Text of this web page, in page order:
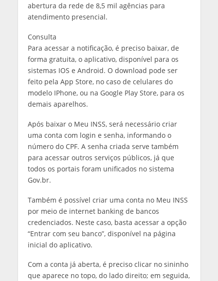
abertura da rede de 8,5 mil agências para
atendimento presencial.
Consulta
Para acessar a notificação, é preciso baixar, de
forma gratuita, o aplicativo, disponível para os
sistemas IOS e Android. O download pode ser
feito pela App Store, no caso de celulares do
modelo IPhone, ou na Google Play Store, para os
demais aparelhos.
Após baixar o Meu INSS, será necessário criar
uma conta com login e senha, informando o
número do CPF. A senha criada serve também
para acessar outros serviços públicos, já que
todos os portais foram unificados no sistema
Gov.br.
Também é possível criar uma conta no Meu INSS
por meio de internet banking de bancos
credenciados. Neste caso, basta acessar a opção
“Entrar com seu banco”, disponível na página
inicial do aplicativo.
Com a conta já aberta, é preciso clicar no sininho
que aparece no topo, do lado direito; em seguida,